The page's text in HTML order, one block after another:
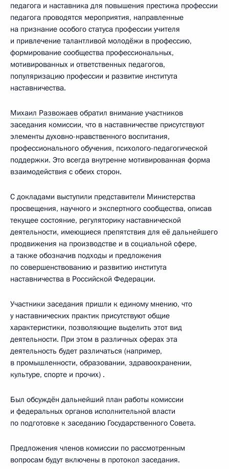
педагога и наставника для повышения престижа профессии
педагога проводятся мероприятия, направленные
на признание особого статуса профессии учителя
и привлечение талантливой молодёжи в профессию,
формирование сообщества профессиональных,
мотивированных и ответственных педагогов,
популяризацию профессии и развитие института
наставничества.
Михаил Развожаев обратил внимание участников
заседания комиссии, что в наставничестве присутствуют
элементы духовно-­нравственного воспитания,
профессионального обучения, психолого-­педагогической
поддержки. Это всегда внутренне мотивированная форма
взаимодействия с обеих сторон.
С докладами выступили представители Министерства
просвещения, научного и экспертного сообщества, описав
текущее состояние, регуляторику наставнической
деятельности, имеющиеся препятствия для её дальнейшего
продвижения на производстве и в социальной сфере,
а также обозначив подходы и предложения
по совершенствованию и развитию института
наставничества в Российской Федерации.
Участники заседания пришли к единому мнению, что
у наставнических практик присутствуют общие
характеристики, позволяющие выделить этот вид
деятельности. При этом в различных сферах эта
деятельность будет различаться (например,
в промышленности, образовании, здравоохранении,
культуре, спорте и прочих) .
Был обсуждён дальнейший план работы комиссии
и федеральных органов исполнительной власти
по подготовке к заседанию Государственного Совета.
Предложения членов комиссии по рассмотренным
вопросам будут включены в протокол заседания.